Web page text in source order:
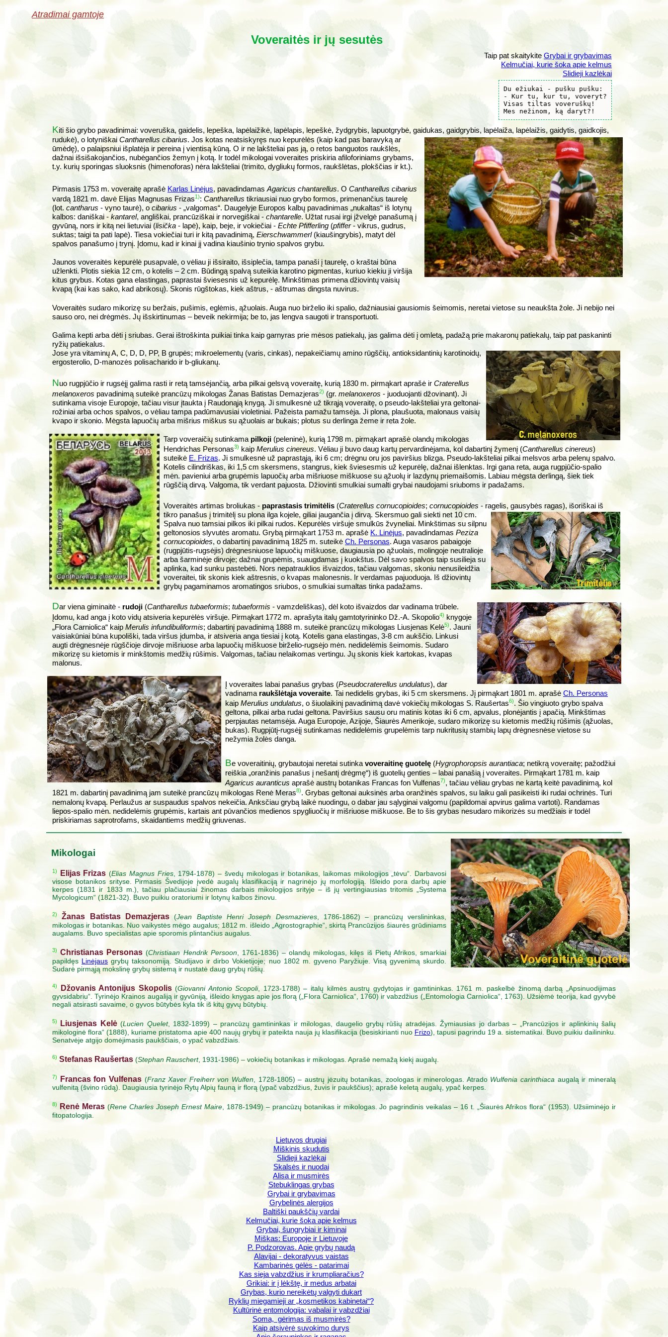
Atradimai gamtoje
Voveraitės ir jų sesutės
Taip pat skaitykite Grybai ir grybavimas
Kelmučiai, kurie šoka apie kelmus
Slidieji kazlėkai
Du ežiukai - pušku pušku:
- Kur tu, kur tu, voveryt?
Visas tiltas voveruškų!
Mes nežinom, ką daryt?!
Kiti šio grybo pavadinimai: voveruška, gaidelis, lepeška, lapėlaižikė, lapėlapis, lepeškė, žydgrybis, lapuotgrybė, gaidukas, gaidgrybis, lapėlaiža, lapėlaižis, gaidytis, gaidkojis,
rudukė), o lotyniškai Cantharellus cibarius. Jos kotas neatsiskyręs nuo kepurėlės (kaip kad pas baravyką ar
ūmėdę), o palaipsniui išplatėja ir pereina į vientisą kūną. O ir ne lakšteliai pas ją, o retos banguotos raukšlės,
dažnai išsišakojančios, nubėgančios žemyn į kotą. Ir todėl mikologai voveraites priskiria afiloforiniams grybams,
t.y. kurių sporingas sluoksnis (himenoforas) nėra lakšteliai (trimito, dygliukų formos, raukšlėtas, plokščias ir kt.).
Pirmasis 1753 m. voveraitę aprašė Karlas Linėjus, pavadindamas Agaricus chantarellus. O Cantharellus cibarius
vardą 1821 m. davė Elijas Magnusas Frizas1): Cantharellus tikriausiai nuo grybo formos, primenančius taurelę
(lot. cantharus - vyno taurė), o cibarius - „valgomas“. Daugelyje Europos kalbų pavadinimas „nukaltas“ iš lotynų
kalbos: daniškai - kantarel, angliškai, prancūziškai ir norvegiškai - chantarelle. Užtat rusai irgi įžvelgė panašumą į
gyvūną, nors ir kitą nei lietuviai (lisička - lapė), kaip, beje, ir vokiečiai - Echte Pfifferling (pfiffer- vikrus, gudrus,
suktas; taigi ta pati lapė). Tiesa vokiečiai turi ir kitą pavadinimą, Eierschwammerl(kiaušingrybis), matyt dėl
spalvos panašumo į trynį. Įdomu, kad ir kinai jį vadina kiaušinio trynio spalvos grybu.
Jaunos voveraitės kepurėlė pusapvalė, o vėliau ji išsiraito, išsiplečia, tampa panaši į taurelę, o kraštai būna
užlenkti. Plotis siekia 12 cm, o kotelis – 2 cm. Būdingą spalvą suteikia karotino pigmentas, kuriuo kiekiu ji viršija
kitus grybus. Kotas gana elastingas, paprastai šviesesnis už kepurėlę. Minkštimas primena džiovintų vaisių
kvapą (kai kas sako, kad abrikosų). Skonis rūgštokas, kiek aštrus, - aštrumas dingsta nuvirus.
Voveraitės sudaro mikorizę su beržais, pušimis, eglėmis, ąžuolais. Auga nuo birželio iki spalio, dažniausiai gausiomis šeimomis, neretai vietose su neaukšta žole. Ji nebijo nei
sauso oro, nei drėgmės. Jų išskirtinumas – beveik nekirmija; be to, jas lengva saugoti ir transportuoti.
Galima kepti arba dėti į sriubas. Gerai ištroškinta puikiai tinka kaip garnyras prie mėsos patiekalų, jas galima dėti į omletą, padažą prie makaronų patiekalų, taip pat paskaninti
ryžių patiekalus.
Jose yra vitaminų A, C, D, D, PP, B grupės; mikroelementų (varis, cinkas), nepakeičiamų amino rūgščių, antioksidantinių karotinoidų,
ergosterolio, D-manozės polisacharido ir b-gliukanų.
Nuo rugpjūčio ir rugsėjį galima rasti ir retą tamsėjančią, arba pilkai gelsvą voveraitę, kurią 1830 m. pirmąkart aprašė ir Craterellus
melanoxeros pavadinimą suteikė prancūzų mikologas Žanas Batistas Demazjeras2) (gr. melanoxeros - juoduojanti džovinant). Ji
sutinkama visoje Europoje, tačiau visur įtaukta į Raudonąją knygą. Ji smulkesnė už tikrąją voveraitę, o pseudo-lakšteliai yra geltonai-
rožiniai arba ochos spalvos, o vėliau tampa padūmavusiai violetiniai. Pažeista pamažu tamsėja. Ji plona, plaušuota, malonaus vaisių
kvapo ir skonio. Mėgsta lapuočių arba mišrius miškus su ąžuolais ar bukais; plotus su derlinga žeme ir reta žole.
Tarp voveraičių sutinkama pilkoji (peleninė), kurią 1798 m. pirmąkart aprašė olandų mikologas
Hendrichas Personas3) kaip Merulius cinereus. Vėliau ji buvo daug kartų pervardinėjama, kol dabartinį žymenį (Cantharellus cinereus)
suteikė E. Frizas. Ji smulkesnė už paprastąją, iki 6 cm; drėgnu oru jos paviršius blizga. Pseudo-lakšteliai pilkai melsvos arba pelenų spalvo.
Kotelis cilindriškas, iki 1,5 cm skersmens, stangrus, kiek šviesesmis už kepurėlę, dažnai išlenktas. Irgi gana reta, auga rugpjūčio-spalio
mėn. pavieniui arba grupėmis lapuočių arba mišriuose miškuose su ąžuolų ir lazdynų priemaišomis. Labiau mėgsta derlingą, šiek tiek
rūgščią dirvą. Valgoma, tik verdant pajuosta. Džiovinti smulkiai sumalti grybai naudojami sriuboms ir padažams.
Voveraitės artimas broliukas - paprastasis trimitėlis (Craterellus cornucopioides; cornucopioides - ragelis, gausybės ragas), išoriškai iš
tikro panašus į trimitėlį su plona ilga kojele, giliai įaugančia į dirvą. Skersmuo gali siekti net 10 cm.
Spalva nuo tamsiai pilkos iki pilkai rudos. Kepurėlės viršuje smulkūs žvyneliai. Minkštimas su silpnu
geltonosios slyvutės aromatu. Grybą pirmąkart 1753 m. aprašė K. Linėjus, pavadindamas Peziza
cornucopioides, o dabartinį pavadinimą 1825 m. suteikė Ch. Personas. Auga vasaros pabaigoje
(rugpjūtis-rugsėjis) drėgnesniuose lapuočių miškuose, daugiausia po ąžuolais, molingoje neutralioje
arba šarminėje dirvoje; dažnai grupėmis, suaugdamas į kuokštus. Dėl savo spalvos taip susilieja su
aplinka, kad sunku pastebėti. Nors nepatrauklios išvaizdos, tačiau valgomas, skoniu nenusileidžia
voveraitei, tik skonis kiek aštresnis, o kvapas malonesnis. Ir verdamas pajuoduoja. Iš džiovintų
grybų pagaminamos aromatingos sriubos, o smulkiai sumaltas tinka padažams.
Dar viena giminaitė - rudoji (Cantharellus tubaeformis; tubaeformis - vamzdeliškas), dėl koto išvaizdos dar vadinama trūbele.
Įdomu, kad anga į koto vidų atsiveria kepurėlės viršuje. Pirmąkart 1772 m. aprašyta italų gamtotyrininko Dž.-A. Skopolio4) knygoje
„Flora Carniolica“ kaip Merulis infundibuliformis; dabartinį pavadinimą 1888 m. suteikė prancūzų mikologas Liusjenas Kelė5). Jauni
vaisiakūniai būna kupoliški, tada viršus įdumba, ir atsiveria anga tiesiai į kotą. Kotelis gana elastingas, 3-8 cm aukščio. Linkusi
augti drėgnesnėje rūgščioje dirvoje mišriuose arba lapuočių miškuose birželio-rugsėjo mėn. nedidelėmis šeimomis. Sudaro
mikorizę su kietomis ir minkštomis medžių rūšimis. Valgomas, tačiau nelaikomas vertingu. Jų skonis kiek kartokas, kvapas
malonus.
Į voveraites labai panašus grybas (Pseudocraterellus undulatus), dar
vadinama raukšlėtąja voveraite. Tai nedidelis grybas, iki 5 cm skersmens. Jį pirmąkart 1801 m. aprašė Ch. Personas
kaip Merulius undulatus, o šiuolaikinį pavadinimą davė vokiečių mikologas S. Raušertas6). Šio vingiuoto grybo spalva
geltona, pilkai arba rudai geltona. Paviršius sausu oru matinis kotas iki 6 cm, apvalus, plonėjantis į apačią. Minkštimas
perpjautas netamsėja. Auga Europoje, Azijoje, Šiaurės Amerikoje, sudaro mikorizę su kietomis medžių rūšimis (ąžuolas,
bukas). Rugpjūtį-rugsėjį sutinkamas nedidelėmis grupelėmis tarp nukritusių stambių lapų drėgnesnėse vietose su
nežymia žolės danga.
Be voveraitinių, grybautojai neretai sutinka voveraitinę guotelę (Hygrophoropsis aurantiaca; netikrą voveraitę; pažodžiui
reiškia „oranžinis panašus į nešantį drėgmę“) iš guotelių genties – labai panašią į voveraites. Pirmąkart 1781 m. kaip
Agaricus auranticus aprašė austrų botanikas Francas fon Vulfenas7), tačiau vėliau grybas ne kartą keitė pavadinimą, kol
1821 m. dabartinį pavadinimą jam suteikė prancūzų mikologas Renė Meras8). Grybas geltonai auksinės arba oranžinės spalvos, su laiku gali pasikeisti iki rudai ochrinės. Turi
nemalonų kvapą. Perlaužus ar suspaudus spalvos nekeičia. Anksčiau grybą laikė nuodingu, o dabar jau sąlyginai valgomu (papildomai apvirus galima vartoti). Randamas
liepos-spalio mėn. nedidelėmis grupėmis, kartais ant pūvančios medienos spygliuočių ir mišriuose miškuose. Be to šis grybas nesudaro mikorizės su medžiais ir todėl
priskiriamas saprotrofams, skaidantiems medžių griuvenas.
Mikologai
1) Elijas Frizas (Elias Magnus Fries, 1794-1878) – švedų mikologas ir botanikas, laikomas mikologijos „tėvu“. Darbavosi
visose botanikos srityse. Pirmasis Švedijoje įvedė augalų klasifikaciją ir nagrinėjo jų morfologiją. Išleido pora darbų apie
kerpes (1831 ir 1833 m.), tačiau plačiausiai žinomas darbais mikologijos srityje – iš jų vertingiausias tritomis „Systema
Mycologicum“ (1821-32). Buvo puikiu oratoriumi ir lotynų kalbos žinovu.
2) Žanas Batistas Demazjeras (Jean Baptiste Henri Joseph Desmazieres, 1786-1862) – prancūzų verslininkas,
mikologas ir botanikas. Nuo vaikystės mėgo augalus; 1812 m. išleido „Agrostographie“, skirtą Prancūzijos šiaurės grūdiniams
augalams. Buvo specialistas apie sporomis plintančius augalus.
3) Christianas Personas (Christiaan Hendrik Persoon, 1761-1836) – olandų mikologas, kilęs iš Pietų Afrikos, smarkiai
papildęs Linėjaus grybų taksonomiją. Studijavo ir dirbo Vokietijoje; nuo 1802 m. gyveno Paryžiuje. Visą gyvenimą skurdo.
Sudarė pirmąją mokslinę grybų sistemą ir nustatė daug grybų rūšių.
4) Džovanis Antonijus Skopolis(Giovanni Antonio Scopoli, 1723-1788) – italų kilmės austrų gydytojas ir gamtininkas. 1761 m. paskelbė žinomą darbą „Apsinuodijimas
gyvsidabriu“. Tyrinėjo Krainos augaliją ir gyvūniją, išleido knygas apie jos florą („Flora Carniolica“, 1760) ir vabzdžius („Entomologia Carniolica“, 1763). Užsiėmė teorija, kad gyvybė
negali atsirasti savaime, o gyvos būtybės kyla tik iš kitų gyvų būtybių.
5) Liusjenas Kelė(Lucien Quelet, 1832-1899) – prancūzų gamtininkas ir milologas, daugelio grybų rūšių atradėjas. Žymiausias jo darbas – „Prancūzijos ir aplinkinių šalių
mikologinė flora“ (1888), kuriame pristatoma apie 400 naujų grybų ir pateikta nauja jų klasifikacija (besiskirianti nuo Frizo), tapusi pagrindu 19 a. sistematikai. Buvo puikiu dailininku.
Senatvėje atgijo domėjimasis paukščiais, o ypač vabzdžiais.
6) Stefanas Raušertas (Stephan Rauschert, 1931-1986) – vokiečių botanikas ir mikologas. Aprašė nemažą kiekį augalų.
7) Francas fon Vulfenas(Franz Xaver Freiherr von Wulfen , 1728-1805) – austrų jėzuitų botanikas, zoologas ir minerologas. Atrado Wulfenia carinthiaca augalą ir mineralą
vulfenitą (švino rūdą). Daugiausia tyrinėjo Rytų Alpių fauną ir florą (ypač vabzdžius, žuvis ir paukščius); aprašė keletą augalų, ypač kerpes.
8) Renė Meras(Rene Charles Joseph Ernest Maire, 1878-1949) – prancūzų botanikas ir mikologas. Jo pagrindinis veikalas – 16 t. „Šiaurės Afrikos flora“ (1953). Užsiiminėjo ir
fitopatologija.
Lietuvos drugiai
Miškinis skudutis
Slidieji kazlėkai
Skalsės ir nuodai
Alisa ir musmirės
Stebuklingas grybas
Grybai ir grybavimas
Grybelinės alergijos
Baltiški paukščių vardai
Kelmučiai, kurie šoka apie kelmus
Grybai, šungrybiai ir kiminai
Miškas: Europoje ir Lietuvoje
P. Podzorovas. Apie grybų naudą
Alavijai - dekoratyvus vaistas
Kambarinės gėlės - patarimai
Kas sieja vabzdžius ir krumpliaračius?
Grikiai: ir į lėkštę, ir medus arbatai
Grybas, kurio nereikėtų valgyti dukart
Ryklių miegamieji ar „kosmetikos kabinetai“?
Kultūrinė entomologija: vabalai ir vabzdžiai
Soma, gėrimas iš musmirės?
Kaip atsivėrė suvokimo durys